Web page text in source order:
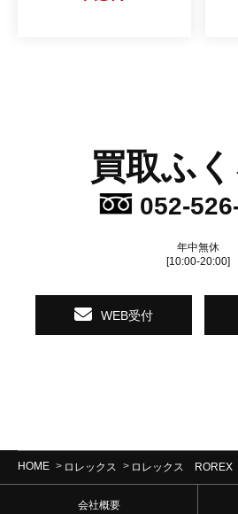
買取ふ
052-
年中無休
[10:00-20:00]
WEB受付
HOME ロレックス ロレックス
会社概要